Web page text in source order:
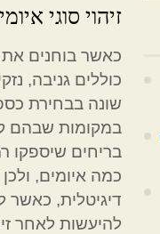
זיהוי סוגי
כאשר בוחנים את
כוללים גניבה,
שונה בבחירת
במקומות שבהם
בריחים שיספקו
כמה איומים,
דיגיטלית, כאשר
להיעשות לאחר